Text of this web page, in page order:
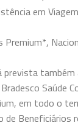
em
Premium*,
também
Bradesco Saúde
em todo o
de Beneficiários